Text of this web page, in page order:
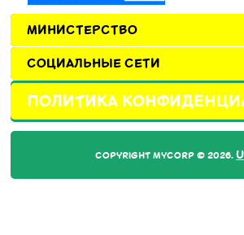
МИНИСТЕРСТВО
СОЦИАЛЬНЫЕ СЕТИ
ПОЛИТИКА
COPYRIGHT MYCORP © 2026.